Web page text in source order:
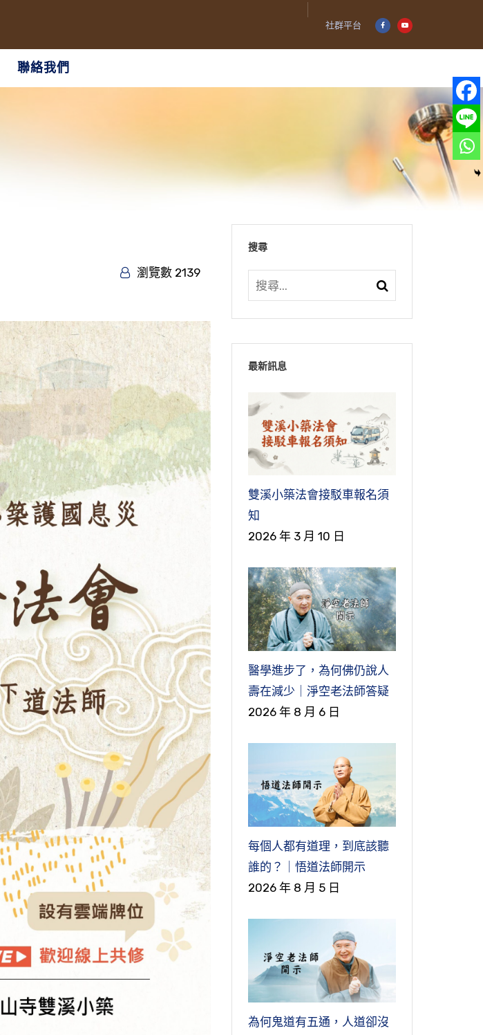
社群平台
聯絡我們
瀏覽數 2139
搜尋
最新訊息
雙溪小築法會接駁車報名須
知
2026 年 3 月 10 日
醫學進步了，為何佛仍說人
壽在減少｜淨空老法師答疑
2026 年 8 月 6 日
每個人都有道理，到底該聽
誰的？｜悟道法師開示
2026 年 8 月 5 日
為何鬼道有五通，人道卻沒